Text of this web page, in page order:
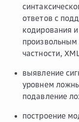
ответов с
кодирования
частности,
выявление
уровнем
подавление
построение